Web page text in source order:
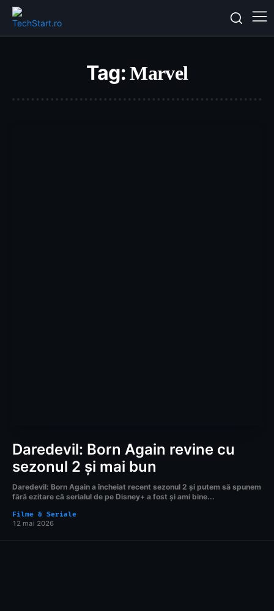
Tag:Marvel
Daredevil: Born Again revine cu
sezonul 2 și mai bun
Daredevil: Born Again a încheiat recent sezonul 2 și putem să spunem
fără ezitare că serialul de pe Disney+ a fost și ami bine...
Filme & Seriale
12 mai 2026